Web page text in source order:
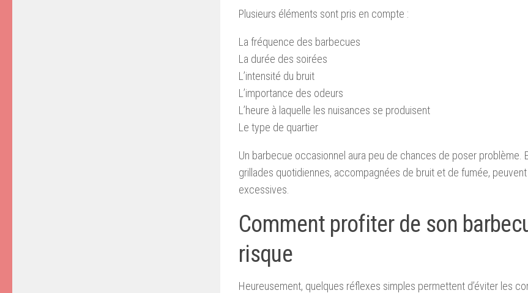
Plusieurs éléments sont pris en compte :
La fréquence des barbecues
La durée des soirées
L’intensité du bruit
L’importance des odeurs
L’heure à laquelle les nuisances se produisent
Le type de quartier
Un barbecue occasionnel aura peu de chances de poser problème.
grillades quotidiennes, accompagnées de bruit et de fumée,
excessives.
Comment profiter de son
risque
Heureusement, quelques réflexes simples permettent d’éviter les